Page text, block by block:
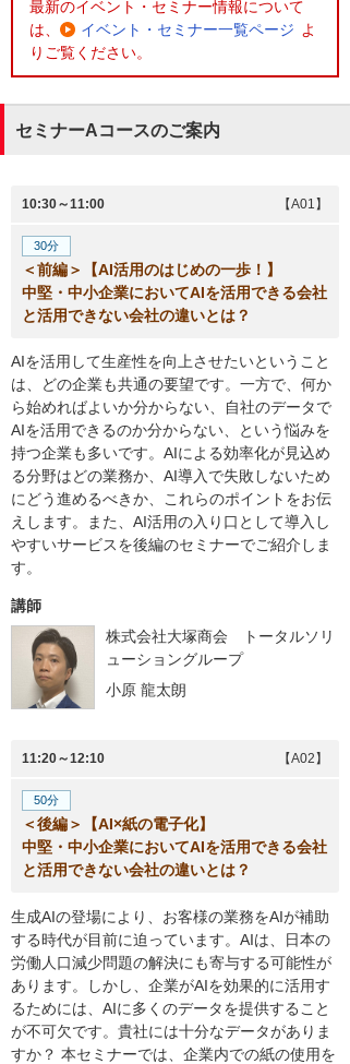
最新のイベント・セミナー情報について
は、
イベント・セミナー一覧ページ よ
りご覧ください。
セミナーAコースのご案内
10:30～11:00 【A01】
30分
＜前編＞【AI活用のはじめの一歩！】
中堅・中小企業においてAIを活用できる会社
と活用できない会社の違いとは？
AIを活用して生産性を向上させたいということ
は、どの企業も共通の要望です。一方で、何か
ら始めればよいか分からない、自社のデータで
AIを活用できるのか分からない、という悩みを
持つ企業も多いです。AIによる効率化が見込め
る分野はどの業務か、AI導入で失敗しないため
にどう進めるべきか、これらのポイントをお伝
えします。また、AI活用の入り口として導入し
やすいサービスを後編のセミナーでご紹介しま
す。
講師
株式会社大塚商会 トータルソリ
ューショングループ
小原 龍太朗
11:20～12:10 【A02】
50分
＜後編＞【AI×紙の電子化】
中堅・中小企業においてAIを活用できる会社
と活用できない会社の違いとは？
生成AIの登場により、お客様の業務をAIが補助
する時代が目前に迫っています。AIは、日本の
労働人口減少問題の解決にも寄与する可能性が
あります。しかし、企業がAIを効果的に活用す
るためには、AIに多くのデータを提供すること
が不可欠です。貴社には十分なデータがありま
すか？ 本セミナーでは、企業内での紙の使用を